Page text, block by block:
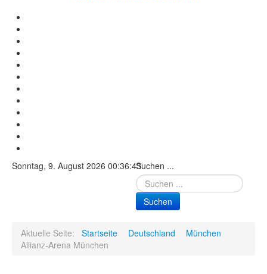
Sonntag, 9. August 2026 00:36:43Suchen ...
Suchen
Aktuelle Seite: Startseite Deutschland
München
Allianz-Arena München